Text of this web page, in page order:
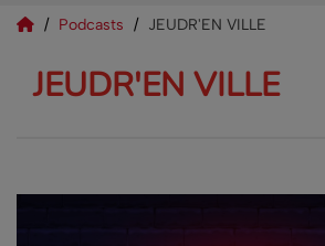
Podcasts JEUDR'EN VILLE
JEUDR'EN VILLE